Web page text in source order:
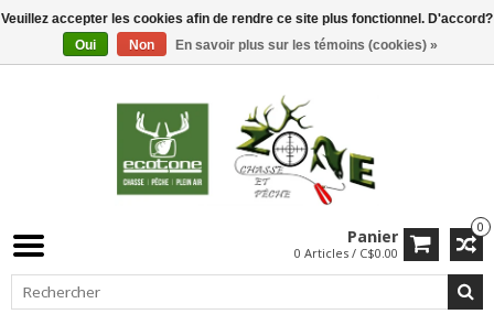
0
Panier
0 Articles / C$0.00
Veuillez accepter les cookies afin de rendre ce site plus fonctionnel. D'accord?
Oui
Non En savoir plus sur les témoins (cookies) »